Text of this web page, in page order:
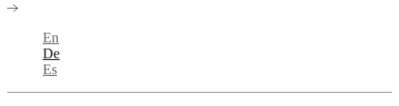
En
De
Es